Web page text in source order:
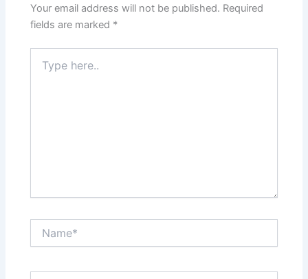
Your email address will not be published. Required
fields are marked *
here..